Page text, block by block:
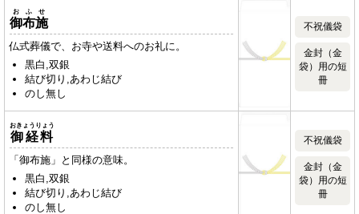
御布施
おふせ
仏式葬儀で、お寺や送料へのお礼に。
黒白,双銀
結び切り,あわじ結び
のし無し
不祝儀袋
金封（金
袋）用の短
冊
御経料
おきょうりょう
「御布施」と同様の意味。
黒白,双銀
結び切り,あわじ結び
のし無し
不祝儀袋
金封（金
袋）用の短
冊